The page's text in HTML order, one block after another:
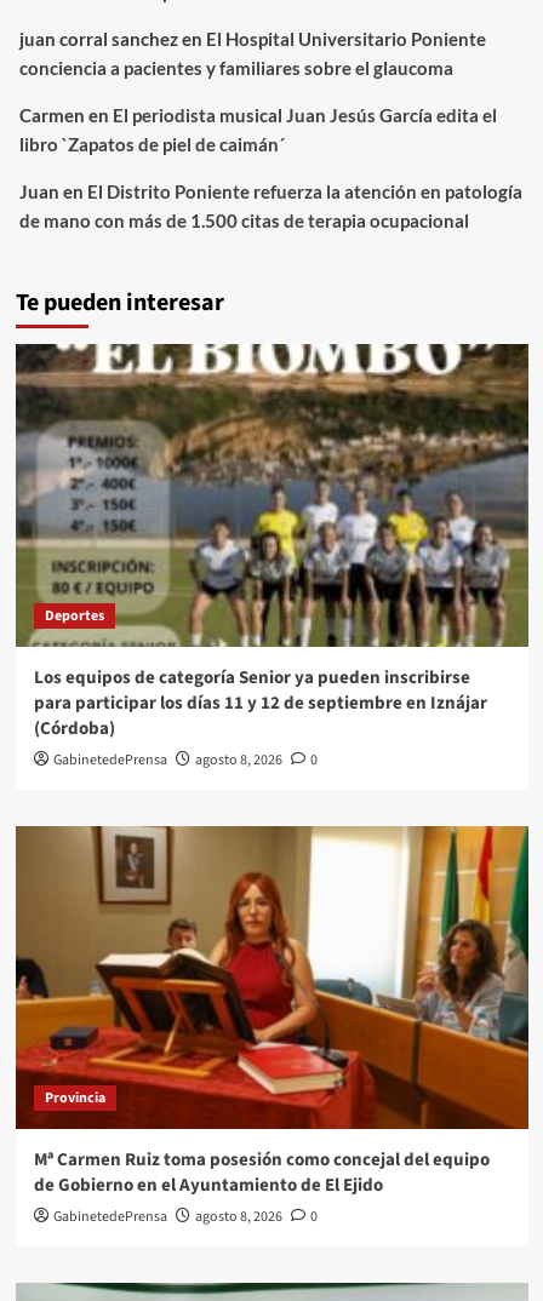
juan corral sanchezen El Hospital Universitario Poniente
conciencia a pacientes y familiares sobre el glaucoma
Carmen en El periodista musical Juan Jesús García edita el
libro `Zapatos de piel de caimán´
Juan en El Distrito Poniente refuerza la atención en patología
de mano con más de 1.500 citas de terapia ocupacional
Te pueden interesar
Deportes
Los equipos de categoría Senior ya pueden inscribirse
para participar los días 11 y 12 de septiembre en Iznájar
(Córdoba)
GabinetedePrensa agosto 8, 2026 0
Provincia
Mª Carmen Ruiz toma posesión como concejal del equipo
de Gobierno en el Ayuntamiento de El Ejido
GabinetedePrensa agosto 8, 2026 0